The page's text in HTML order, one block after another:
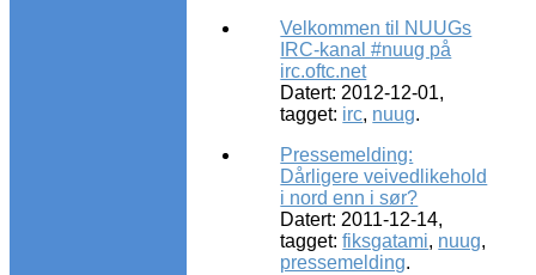
Velkommen til NUUGs
IRC-kanal #nuug på
irc.oftc.net
Datert: 2012-12-01,
tagget: irc, nuug.
Pressemelding:
Dårligere veivedlikehold
i nord enn i sør?
Datert: 2011-12-14,
tagget:fiksgatami, nuug,
pressemelding.